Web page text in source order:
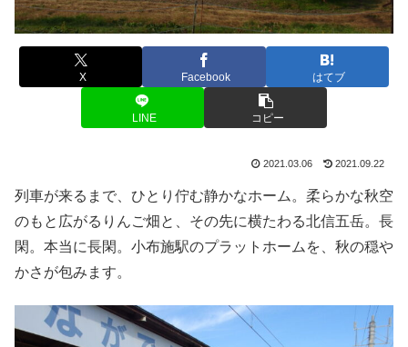
X Facebook はてブ
LINE コピー
2021.03.06 2021.09.22
列車が来るまで、ひとり佇む静かなホーム。柔らかな秋空
のもと広がるりんご畑と、その先に横たわる北信五岳。長
閑。本当に長閑。小布施駅のプラットホームを、秋の穏や
かさが包みます。